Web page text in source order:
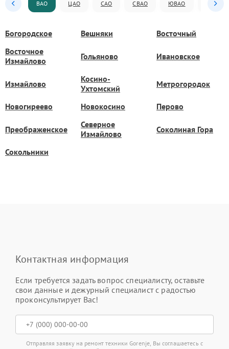
ВАО ЦАО САО СВАО ЮВАО ЮАО
Богородское Вешняки
Восточный
Восточное
Измайлово
Гольяново Ивановское
Измайлово
Косино-
Ухтомский
Метрогородок
Новогиреево Новокосино Перово
Преображенское
Северное
Измайлово
Соколиная Гора
Сокольники
Контактная информация
Если требуется задать вопрос специалисту, оставьте
свои данные и дежурный специалист с радостью
проконсультирует Вас!
Отправляя заявку на ремонт техники Gorenje, Вы соглашаетесь с